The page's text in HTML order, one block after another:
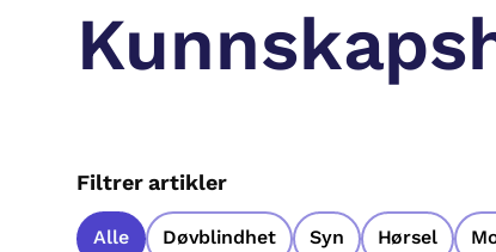
Filtrer artikler
Alle Døvblindhet Syn Hørsel